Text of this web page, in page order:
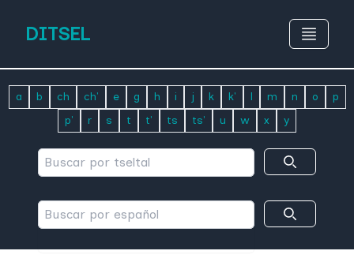
DITSEL
a b ch ch' e g h i j k k' l m n o
p
p'
r s t t' ts ts' u w x y